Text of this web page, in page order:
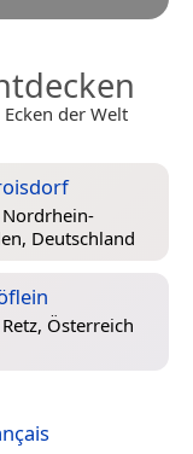
der Welt
Nordrhein-
Deutschland
Retz, Österreich